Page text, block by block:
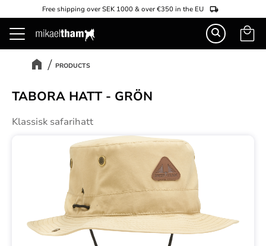
Menu
Free shipping over SEK 1000 & over €350 in the EU
Basket
PRODUCTS
TABORA HATT - GRÖN
Klassisk safarihatt